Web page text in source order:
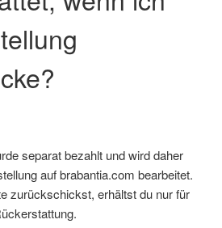
separat bezahlt und wird daher
auf brabantia.com bearbeitet.
zurückschickst, erhältst du nur für